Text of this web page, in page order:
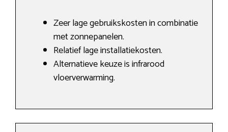
Zeer lage gebruikskosten in combinatie
met zonnepanelen.
Relatief lage installatiekosten.
Alternatieve keuze is infrarood
vloerverwarming.